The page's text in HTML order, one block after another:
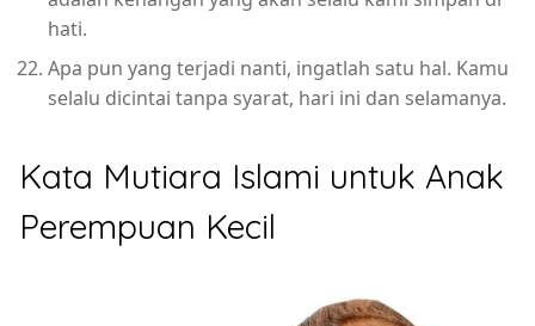
hati.
Apa pun yang terjadi nanti, ingatlah satu hal. Kamu
selalu dicintai tanpa syarat, hari ini dan selamanya.
Kata Mutiara Islami untuk Anak
Perempuan Kecil